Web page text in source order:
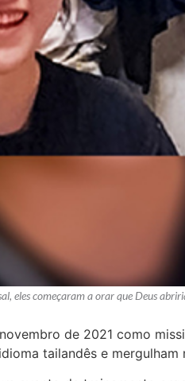
eles começaram a orar que Deus
de 2021 como
tailandês e mergulham